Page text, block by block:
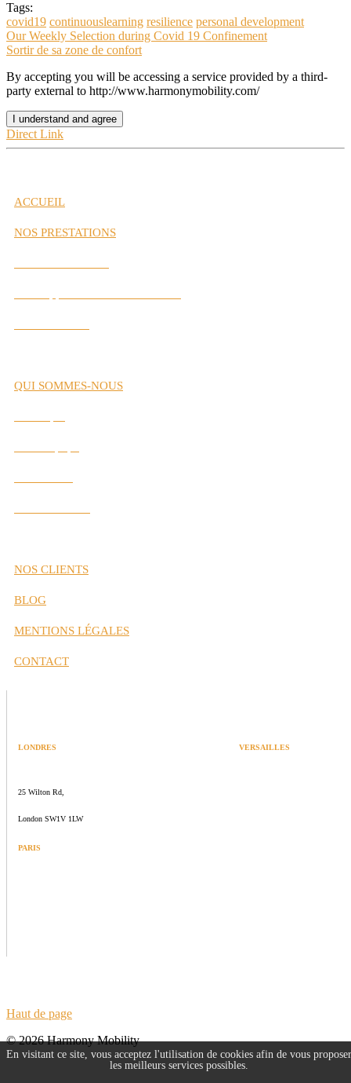
Tags:
covid19 continuouslearning resilience personal development
Our Weekly Selection during Covid 19 Confinement
Sortir de sa zone de confort
By accepting you will be accessing a service provided by a third-
party external to http://www.harmonymobility.com/
I understand and agree
Direct Link
ACCUEIL
NOS PRESTATIONS
QUI SOMMES-NOUS
NOS CLIENTS
BLOG
MENTIONS LÉGALES
CONTACT
LONDRES VERSAILLES
25 Wilton Rd,
London SW1V 1LW
PARIS
Haut de page
© 2026 Harmony Mobility
En visitant ce site, vous acceptez l'utilisation de cookies afin de vous proposer
les meilleurs services possibles.